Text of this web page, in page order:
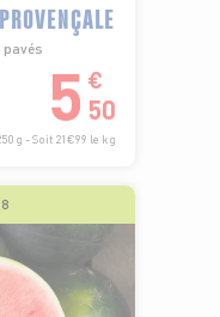
5 €
50
g - Soit 21€99 le kg